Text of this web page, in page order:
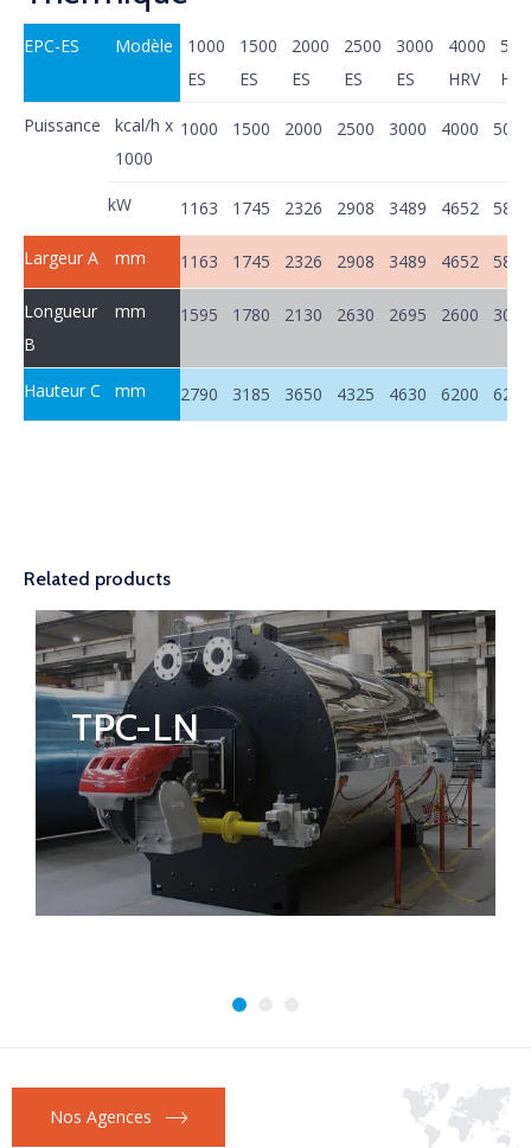
EPC-ES Modèle
1000
ES
1500
ES
2000
ES
2500
ES
3000
ES
4000
HRV
HRV
Puissance
kcal/h x
1000
1000 1500 2000 2500 3000 4000 5000
kW 1163 1745 2326 2908 3489 4652 5815
Largeur A mm 1163 1745 2326 2908 3489 4652 5815
Longueur
B
mm 1595 1780 2130 2630 2695 2600 3025
Hauteur C mm 2790 3185 3650 4325 4630 6200 6250
Related products
TPC-LN
Nos Agences